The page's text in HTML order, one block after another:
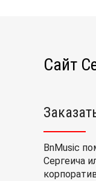
Сайт
BnMusic
Сергеича